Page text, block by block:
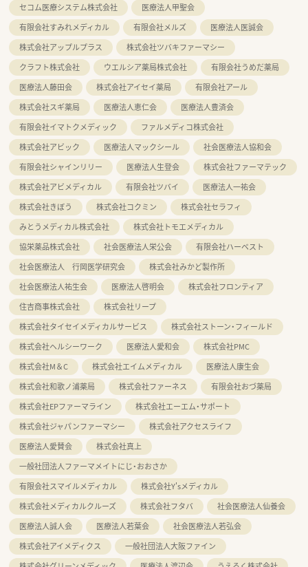
セコム医療システム株式会社
医療法人甲聖会
有限会社すみれメディカル
有限会社メルズ
医療法人医誠会
株式会社アップルプラス
株式会社ツバキファーマシー
クラフト株式会社
ウエルシア薬局株式会社
有限会社うめだ薬局
医療法人藤田会
株式会社アイセイ薬局
有限会社アール
株式会社スギ薬局
医療法人恵仁会
医療法人豊済会
有限会社イマトクメディック
ファルメディコ株式会社
株式会社アビック
医療法人マックシール
社会医療法人協和会
有限会社シャインリリー
医療法人生登会
株式会社ファーマテック
株式会社アビメディカル
有限会社ツバイ
医療法人一祐会
株式会社きぼう
株式会社コクミン
株式会社セラフィ
みとうメディカル株式会社
株式会社トモエメディカル
協栄薬品株式会社
社会医療法人栄公会
有限会社ハーベスト
社会医療法人 行岡医学研究会
株式会社みかど製作所
社会医療法人祐生会
医療法人啓明会
株式会社フロンティア
住吉商事株式会社
株式会社リープ
株式会社タイセイメディカルサービス
株式会社ストーン・フィールド
株式会社ヘルシーワーク
医療法人愛和会
株式会社PMC
株式会社M＆C
株式会社エイムメディカル
医療法人康生会
株式会社和歌ノ浦薬局
株式会社ファーネス
有限会社おづ薬局
株式会社EPファーマライン
株式会社エーエム・サポート
株式会社ジャパンファーマシー
株式会社アクセスライフ
医療法人愛賛会
株式会社真上
一般社団法人ファーマメイトにじ・おおさか
有限会社スマイルメディカル
株式会社Y'sメディカル
株式会社メディカルクルーズ
株式会社フタバ
社会医療法人仙養会
医療法人誠人会
医療法人若葉会
社会医療法人若弘会
株式会社アイメディクス
一般社団法人大阪ファイン